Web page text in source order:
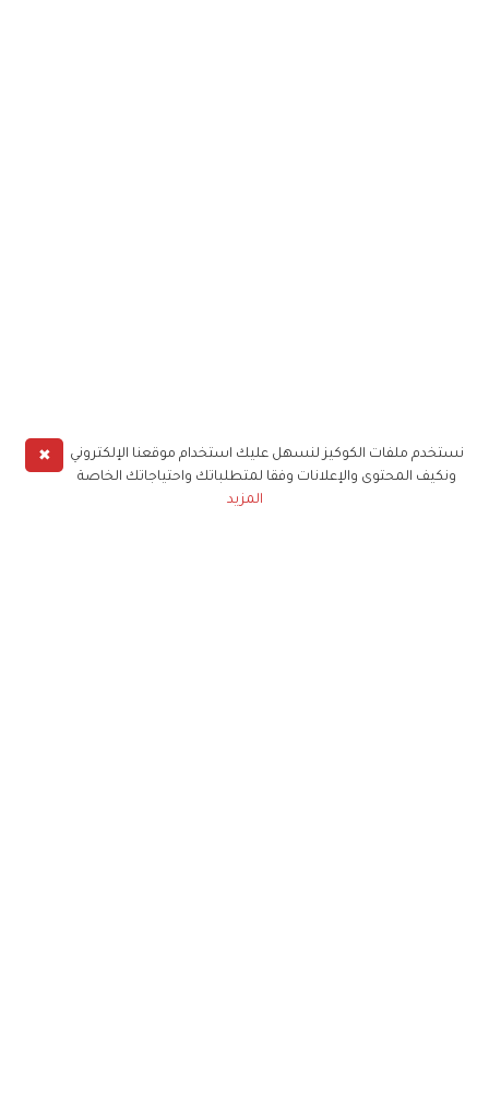
✖
نستخدم ملفات الكوكيز لنسهل عليك استخدام موقعنا الإلكتروني
ونكيف المحتوى والإعلانات وفقا لمتطلباتك واحتياجاتك الخاصة
المزيد